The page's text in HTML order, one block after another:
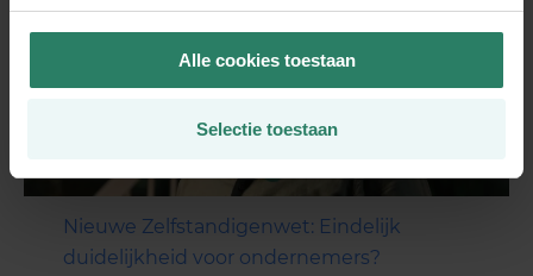
Alle cookies toestaan
Selectie toestaan
Nieuwe Zelfstandigenwet: Eindelijk
duidelijkheid voor ondernemers?